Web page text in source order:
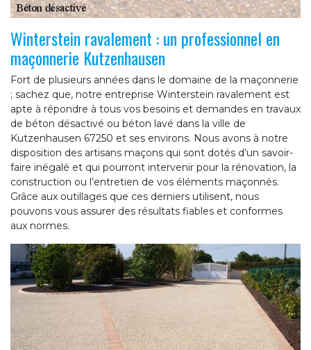
Winterstein ravalement : un professionnel en
maçonnerie Kutzenhausen
Fort de plusieurs années dans le domaine de la maçonnerie
; sachez que, notre entreprise Winterstein ravalement est
apte à répondre à tous vos besoins et demandes en travaux
de béton désactivé ou béton lavé dans la ville de
Kutzenhausen 67250 et ses environs. Nous avons à notre
disposition des artisans maçons qui sont dotés d’un savoir-
faire inégalé et qui pourront intervenir pour la rénovation, la
construction ou l’entretien de vos éléments maçonnés.
Grâce aux outillages que ces derniers utilisent, nous
pouvons vous assurer des résultats fiables et conformes
aux normes.